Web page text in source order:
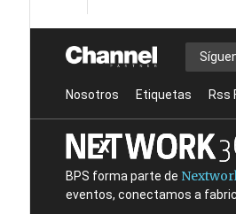
Nosotros Etiquetas Rss
BPS forma parte de
eventos, conectamos a